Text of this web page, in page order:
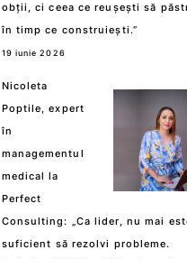
obții, ci ceea ce reușești să
în timp ce construiești.”
19 iunie 2026
Nicoleta
Poptile, expert
în
managementul
medical la
Perfect
Consulting: „Ca lider, nu mai
suficient să rezolvi probleme.